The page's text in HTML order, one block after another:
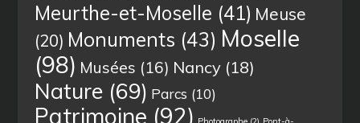
Meurthe-et-Moselle (41) Meuse
(20) Monuments (43) Moselle
(98) Musées (16) Nancy (18)
Nature (69) Parcs (10)
Patrimoine (92)